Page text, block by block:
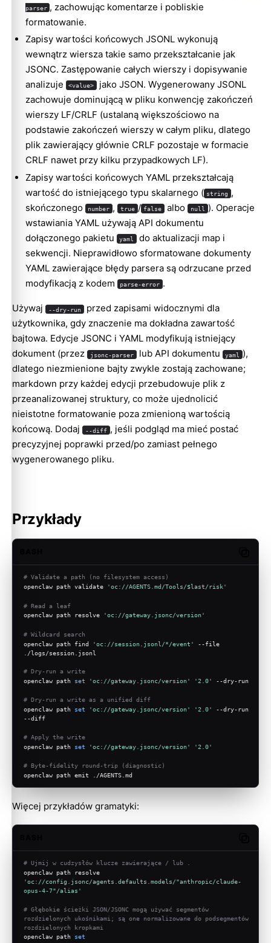
parser , zachowując komentarze i pobliskie
formatowanie.
Zapisy wartości końcowych JSONL wykonują
wewnątrz wiersza takie samo przekształcanie jak
JSONC. Zastępowanie całych wierszy i dopisywanie
analizuje
<value>
jako JSON. Wygenerowany JSONL
zachowuje dominującą w pliku konwencję zakończeń
wierszy LF/CRLF (ustalaną większościowo na
podstawie zakończeń wierszy w całym pliku, dlatego
plik zawierający głównie CRLF pozostaje w formacie
CRLF nawet przy kilku przypadkowych LF).
Zapisy wartości końcowych YAML przekształcają
wartość do istniejącego typu skalarnego ( string ,
skończonego
number , true / false albo null ). Operacje
wstawiania YAML używają API dokumentu
dołączonego pakietu
yaml
do aktualizacji map i
sekwencji. Nieprawidłowo sformatowane dokumenty
YAML zawierające błędy parsera są odrzucane przed
modyfikacją z kodem
parse-error .
Używaj --dry-run przed zapisami widocznymi dla
użytkownika, gdy znaczenie ma dokładna zawartość
bajtowa. Edycje JSONC i YAML modyfikują istniejący
dokument (przez
jsonc-parser lub API dokumentu yaml
),
dlatego niezmienione bajty zwykle zostają zachowane;
markdown przy każdej edycji przebudowuje plik z
przeanalizowanej struktury, co może ujednolicić
nieistotne formatowanie poza zmienioną wartością
końcową. Dodaj
--diff , jeśli podgląd ma mieć postać
precyzyjnej poprawki przed/po zamiast pełnego
wygenerowanego pliku.
Przykłady
# Validate a path (no filesystem access)
openclaw path validate
'oc://AGENTS.md/Tools/$last/risk'
# Read a leaf
openclaw path resolve
'oc://gateway.jsonc/version'
# Wildcard search
openclaw path find
'oc://session.jsonl/*/event'
--file
./logs/session.jsonl
# Dry-run a write
openclaw path set 'oc://gateway.jsonc/version' '2.0' --dry-run
# Dry-run a write as a unified diff
openclaw path set 'oc://gateway.jsonc/version' '2.0'
--dry-run
--diff
# Apply the write
openclaw path set 'oc://gateway.jsonc/version' '2.0'
# Byte-fidelity round-trip (diagnostic)
openclaw path emit ./AGENTS.md
Więcej przykładów gramatyki:
# Ujmij w cudzysłów klucze zawierające / lub .
'oc://config.jsonc/agents.defaults.models/"anthropic/claude-
opus-4-7"/alias'
# Głębokie ścieżki JSON/JSONC mogą używać segmentów
rozdzielonych ukośnikami; są one normalizowane do podsegmentów
rozdzielonych kropkami
openclaw path set